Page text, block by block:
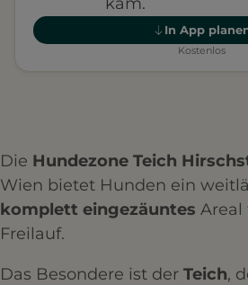
In App
Kostenlos
Die Hundezone Teich
Wien bietet Hunden ein
komplett eingezäuntes Areal
Freilauf.
Das Besondere ist der Teich,